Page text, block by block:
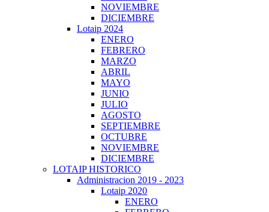
NOVIEMBRE
DICIEMBRE
Lotaip 2024
ENERO
FEBRERO
MARZO
ABRIL
MAYO
JUNIO
JULIO
AGOSTO
SEPTIEMBRE
OCTUBRE
NOVIEMBRE
DICIEMBRE
LOTAIP HISTORICO
Administracion 2019 - 2023
Lotaip 2020
ENERO